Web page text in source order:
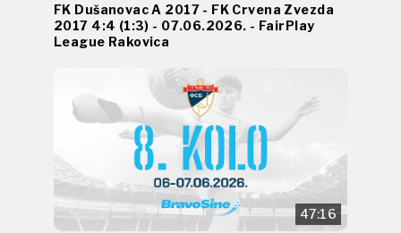
FK Dušanovac A 2017 - FK Crvena Zvezda
2017 4:4 (1:3) - 07.06.2026. - FairPlay
League Rakovica
47:16